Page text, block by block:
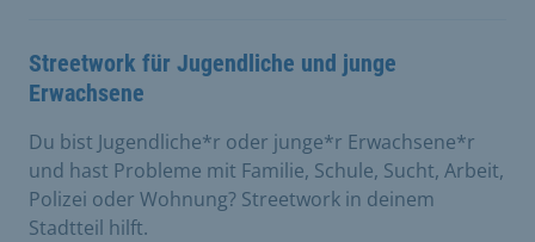
Streetwork für Jugendliche und junge
Erwachsene
Du bist Jugendliche*r oder junge*r Erwachsene*r
und hast Probleme mit Familie, Schule, Sucht, Arbeit,
Polizei oder Wohnung? Streetwork in deinem
Stadtteil hilft.